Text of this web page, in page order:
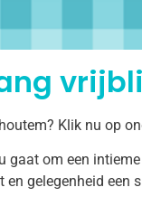
Klik nu op
om een
en gelegenheid een